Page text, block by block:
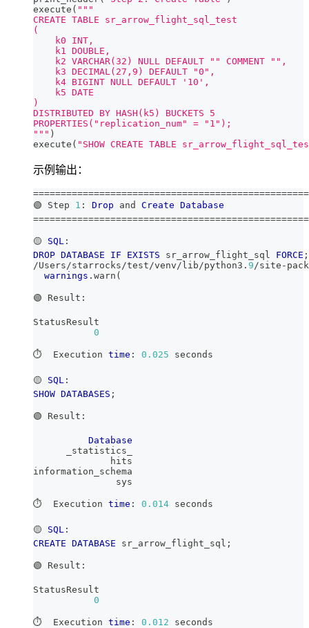
execute ( """
CREATE TABLE sr_arrow_flight_sql_test
(
    k0 INT,
    k1 DOUBLE,
    k2 VARCHAR(32) NULL DEFAULT "" COMMENT "",
    k3 DECIMAL(27,9) DEFAULT "0",
    k4 BIGINT NULL DEFAULT '10',
    k5 DATE
)
DISTRIBUTED BY HASH(k5) BUCKETS 5
PROPERTIES("replication_num" = "1");
""" )
execute ( "SHOW CREATE TABLE
示例输出：
==================================================
🟢 Step 1 : Drop and Create Database
==================================================
🟡 SQL :
DROP DATABASE IF EXISTS sr_arrow_flight_sql FORCE ;
/Users /starrocks /test /venv /lib /python3 . 9 /site -
warnings . warn (
🟢 Result:
StatusResult
0
⏱️  Execution time : 0.025 seconds
🟡 SQL :
SHOW DATABASES ;
🟢 Result:
Database
      _statistics_
              hits
information_schema
               sys
⏱️  Execution time : 0.014 seconds
🟡 SQL :
CREATE DATABASE sr_arrow_flight_sql ;
🟢 Result:
StatusResult
0
⏱️  Execution time : 0.012 seconds